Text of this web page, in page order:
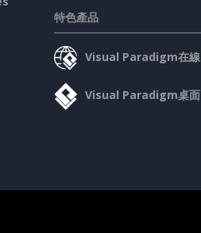
特色產品
Visual Paradigm在線
Visual Paradigm桌面